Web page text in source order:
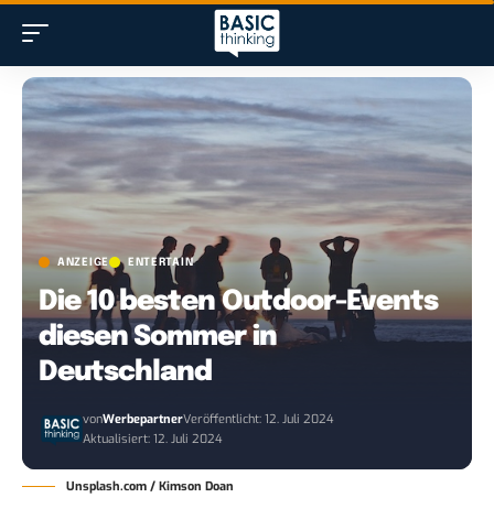
ANZEIGE ENTERTAIN
Die 10 besten Outdoor-Events
diesen Sommer in
Deutschland
vonWerbepartnerVeröffentlicht: 12. Juli 2024
Aktualisiert: 12. Juli 2024
Unsplash.com / Kimson Doan